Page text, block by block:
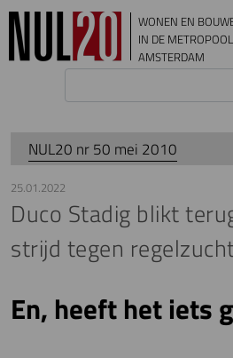
Overslaan en naar de inhoud gaan
WONEN EN
IN DE METROPOOL
AMSTERDAM
NUL20 nr 50 mei 2010
25.01.2022
Duco Stadig blikt
strijd tegen
En, heeft het iets